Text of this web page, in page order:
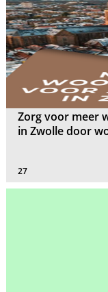
Zorg voor meer
in Zwolle door
27